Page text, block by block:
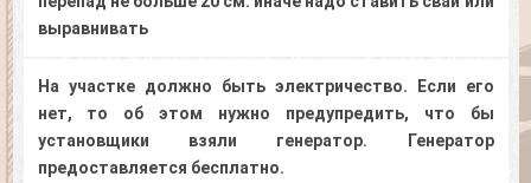
выравнивать
На участке должно быть электричество. Если его
нет, то об этом нужно предупредить, что бы
установщики взяли генератор. Генератор
предоставляется бесплатно.